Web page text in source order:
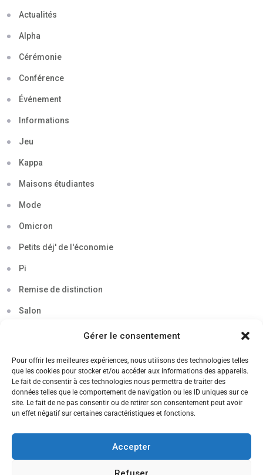
Gérer le consentement
Pour offrir les meilleures expériences, nous utilisons des technologies telles
que les cookies pour stocker et/ou accéder aux informations des appareils.
Le fait de consentir à ces technologies nous permettra de traiter des
données telles que le comportement de navigation ou les ID uniques sur ce
site. Le fait de ne pas consentir ou de retirer son consentement peut avoir
un effet négatif sur certaines caractéristiques et fonctions.
Accepter
Actualités
Alpha
Cérémonie
Conférence
Événement
Informations
Jeu
Kappa
Maisons étudiantes
Mode
Omicron
Petits déj' de l'économie
Pi
Remise de distinction
Salon
Soirée
Sortie découverte
Tau
Voyage